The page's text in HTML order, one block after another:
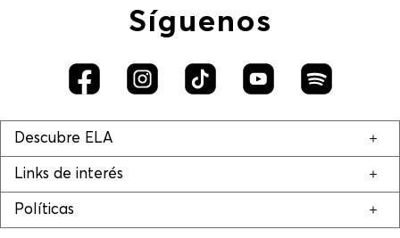
Síguenos
Descubre ELA
Links de interés
Políticas